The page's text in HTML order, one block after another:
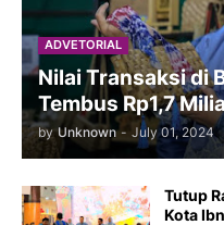
ADVETORIAL
Nilai Transaksi di
Tembus Rp1,7
by Unknown - July 01, 2024
Tutup
Kota